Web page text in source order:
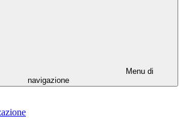
Menu di
navigazione